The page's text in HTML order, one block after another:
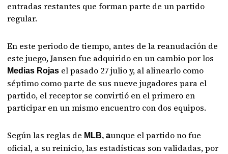
entradas restantes que forman parte de un partido
regular.
En este periodo de tiempo, antes de la reanudación de
este juego, Jansen fue adquirido en un cambio por los
Medias Rojas el pasado 27 julio y, al alinearlo como
séptimo como parte de sus nueve jugadores para el
partido, el receptor se convirtió en el primero en
participar en un mismo encuentro con dos equipos.
Según las reglas de MLB, aunque el partido no fue
oficial, a su reinicio, las estadísticas son validadas, por